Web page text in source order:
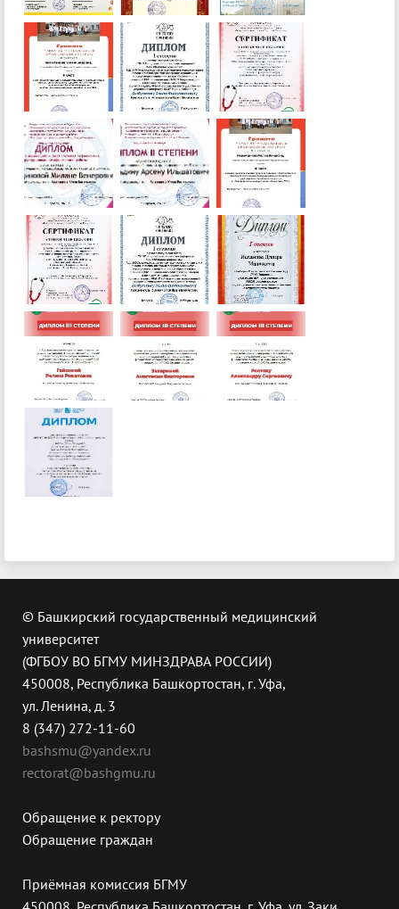
© Башкирский государственный медицинский
университет
(ФГБОУ ВО БГМУ МИНЗДРАВА РОССИИ)
450008, Республика Башкортостан, г. Уфа,
ул. Ленина, д. 3
8 (347) 272-11-60
bashsmu@yandex.ru
rectorat@bashgmu.ru
Обращение к ректору
Обращение граждан
Приёмная комиссия БГМУ